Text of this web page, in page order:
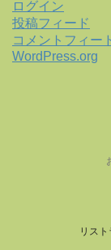
ログイン
投稿フィード
コメントフィー
WordPress.org
リス